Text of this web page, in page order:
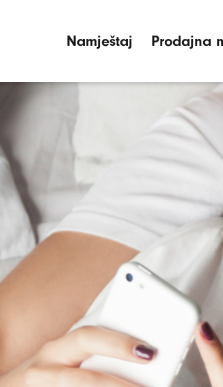
Namještaj Prodajna